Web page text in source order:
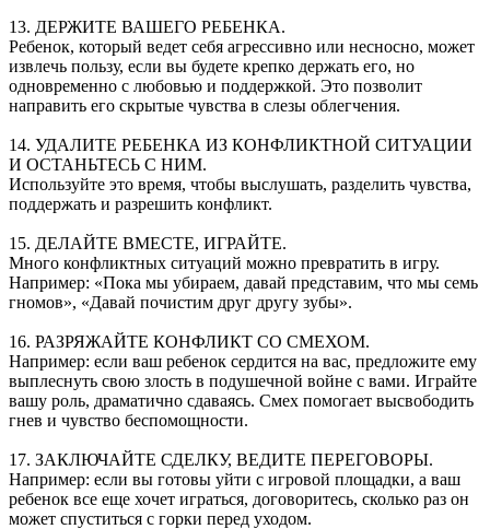
13. ДЕРЖИТЕ ВАШЕГО РЕБЕНКА.
Ребенок, который ведет себя агрессивно или несносно, может
извлечь пользу, если вы будете крепко держать его, но
одновременно с любовью и поддержкой. Это позволит
направить его скрытые чувства в слезы облегчения.
14. УДАЛИТЕ РЕБЕНКА ИЗ КОНФЛИКТНОЙ СИТУАЦИИ
И ОСТАНЬТЕСЬ С НИМ.
Используйте это время, чтобы выслушать, разделить чувства,
поддержать и разрешить конфликт.
15. ДЕЛАЙТЕ ВМЕСТЕ, ИГРАЙТЕ.
Много конфликтных ситуаций можно превратить в игру.
Например: «Пока мы убираем, давай представим, что мы семь
гномов», «Давай почистим друг другу зубы».
16. РАЗРЯЖАЙТЕ КОНФЛИКТ СО СМЕХОМ.
Например: если ваш ребенок сердится на вас, предложите ему
выплеснуть свою злость в подушечной войне с вами. Играйте
вашу роль, драматично сдаваясь. Смех помогает высвободить
гнев и чувство беспомощности.
17. ЗАКЛЮЧАЙТЕ СДЕЛКУ, ВЕДИТЕ ПЕРЕГОВОРЫ.
Например: если вы готовы уйти с игровой площадки, а ваш
ребенок все еще хочет играться, договоритесь, сколько раз он
может спуститься с горки перед уходом.